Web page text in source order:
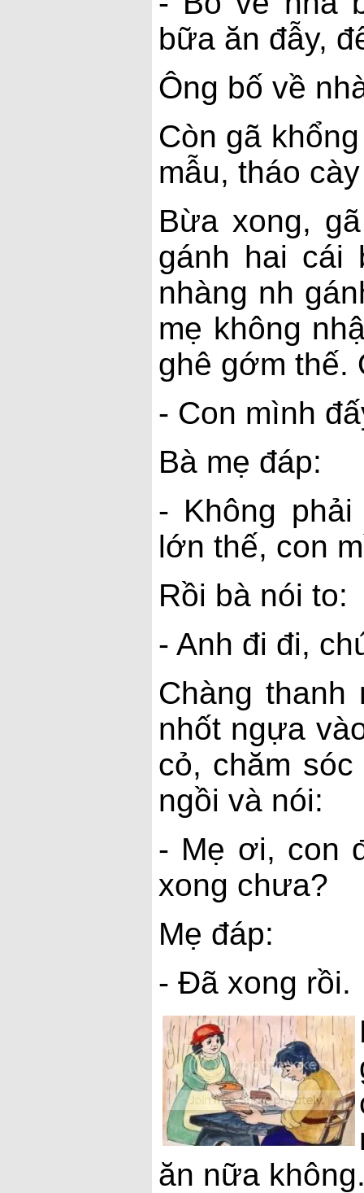
bữa ăn đẫy,
Ông bố về
Còn gã
mẫu, tháo
Bừa xong,
gánh hai cái
nhàng nh
mẹ không
ghê gớm thế.
- Con mình
Bà mẹ đáp:
- Không
lớn thế, con
Rồi bà nói to:
- Anh đi đi,
Chàng thanh
nhốt ngựa
cỏ, chăm
ngồi và nói:
- Mẹ ơi, con
xong chưa?
Mẹ đáp:
- Đã xong rồi.
ăn nữa